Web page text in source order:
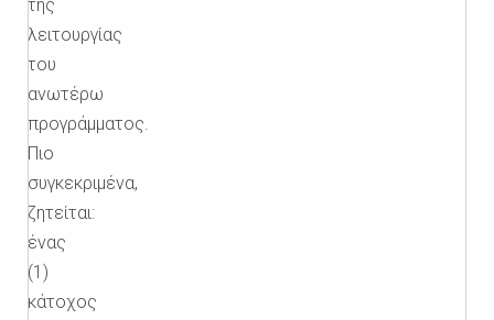
της
λειτουργίας
του
ανωτέρω
προγράμματος.
Πιο
συγκεκριμένα,
ζητείται:
ένας
(1)
κάτοχος